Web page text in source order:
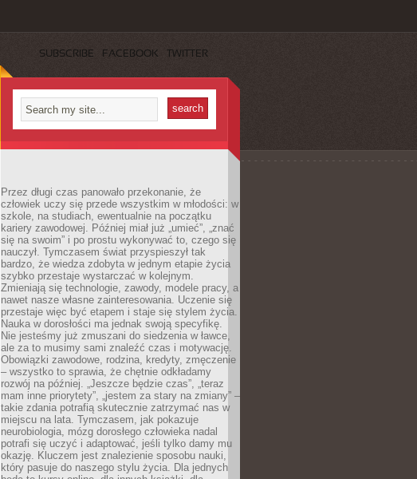
SUBSCRIBE FACEBOOK TWITTER
Przez długi czas panowało przekonanie, że
człowiek uczy się przede wszystkim w młodości: w
szkole, na studiach, ewentualnie na początku
kariery zawodowej. Później miał już „umieć”, „znać
się na swoim” i po prostu wykonywać to, czego się
nauczył. Tymczasem świat przyspieszył tak
bardzo, że wiedza zdobyta w jednym etapie życia
szybko przestaje wystarczać w kolejnym.
Zmieniają się technologie, zawody, modele pracy, a
nawet nasze własne zainteresowania. Uczenie się
przestaje więc być etapem i staje się stylem życia.
Nauka w dorosłości ma jednak swoją specyfikę.
Nie jesteśmy już zmuszani do siedzenia w ławce,
ale za to musimy sami znaleźć czas i motywację.
Obowiązki zawodowe, rodzina, kredyty, zmęczenie
– wszystko to sprawia, że chętnie odkładamy
rozwój na później. „Jeszcze będzie czas”, „teraz
mam inne priorytety”, „jestem za stary na zmiany” –
takie zdania potrafią skutecznie zatrzymać nas w
miejscu na lata. Tymczasem, jak pokazuje
neurobiologia, mózg dorosłego człowieka nadal
potrafi się uczyć i adaptować, jeśli tylko damy mu
okazję. Kluczem jest znalezienie sposobu nauki,
który pasuje do naszego stylu życia. Dla jednych